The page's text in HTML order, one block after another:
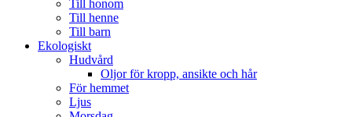
Till honom
Till henne
Till barn
Ekologiskt
Hudvård
Oljor för kropp, ansikte och hår
För hemmet
Ljus